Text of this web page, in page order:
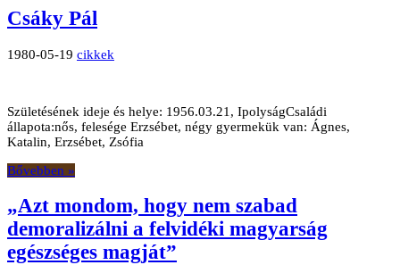
Csáky Pál
1980-05-19 cikkek
Születésének ideje és helye: 1956.03.21, IpolyságCsaládi
állapota:nős, felesége Erzsébet, négy gyermekük van: Ágnes,
Katalin, Erzsébet, Zsófia
Bővebben »
„Azt mondom, hogy nem szabad
demoralizálni a felvidéki magyarság
egészséges magját”